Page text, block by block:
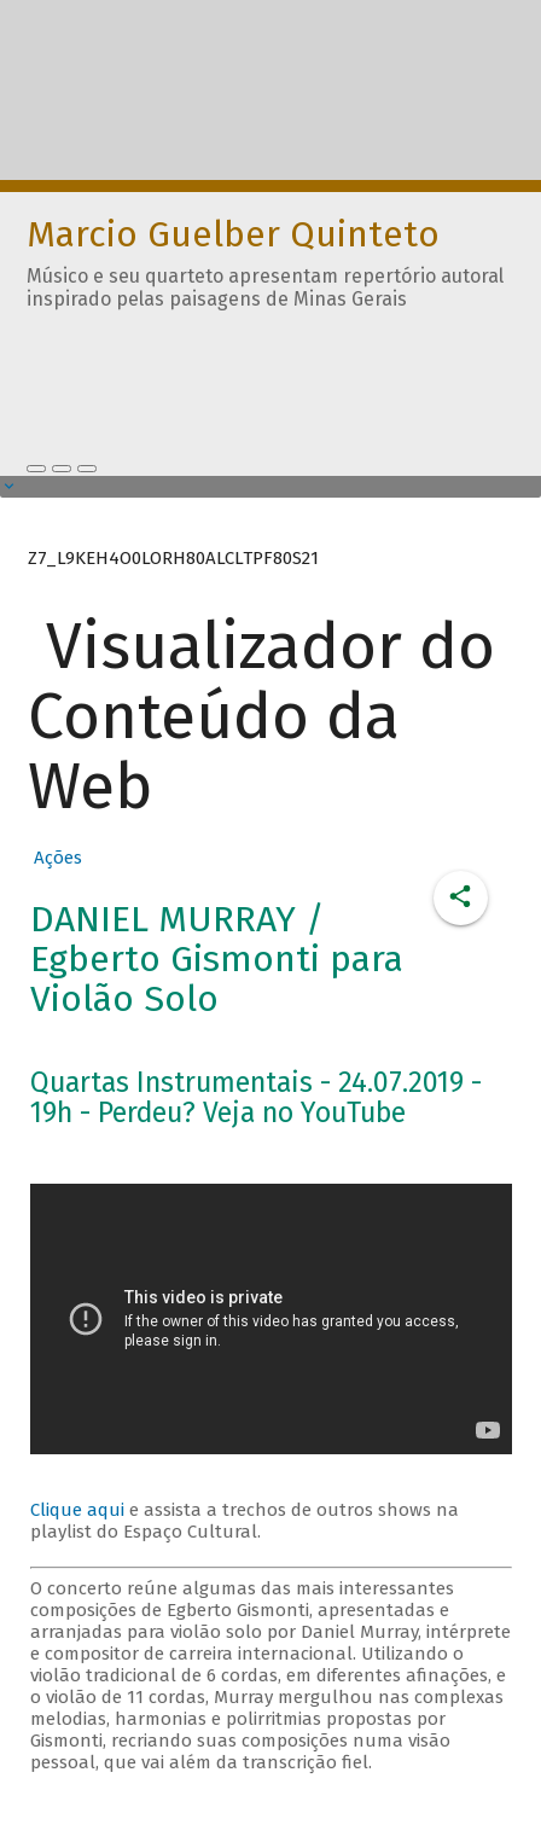
Marcio Guelber Quinteto
Músico e seu quarteto apresentam repertório autoral
inspirado pelas paisagens de Minas Gerais
Z7_L9KEH4O0LORH80ALCLTPF80S21
Visualizador do
Conteúdo da
Web
Ações
DANIEL MURRAY /
Egberto Gismonti para
Violão Solo
Quartas Instrumentais - 24.07.2019 -
19h - Perdeu? Veja no YouTube
Clique aquie assista a trechos de outros shows na
playlist do Espaço Cultural.
O concerto reúne algumas das mais interessantes
composições de Egberto Gismonti, apresentadas e
arranjadas para violão solo por Daniel Murray, intérprete
e compositor de carreira internacional. Utilizando o
violão tradicional de 6 cordas, em diferentes afinações, e
o violão de 11 cordas, Murray mergulhou nas complexas
melodias, harmonias e polirritmias propostas por
Gismonti, recriando suas composições numa visão
pessoal, que vai além da transcrição fiel.